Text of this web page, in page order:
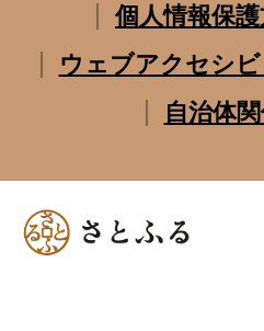
個人情報保
ウェブアクセシ
自治体